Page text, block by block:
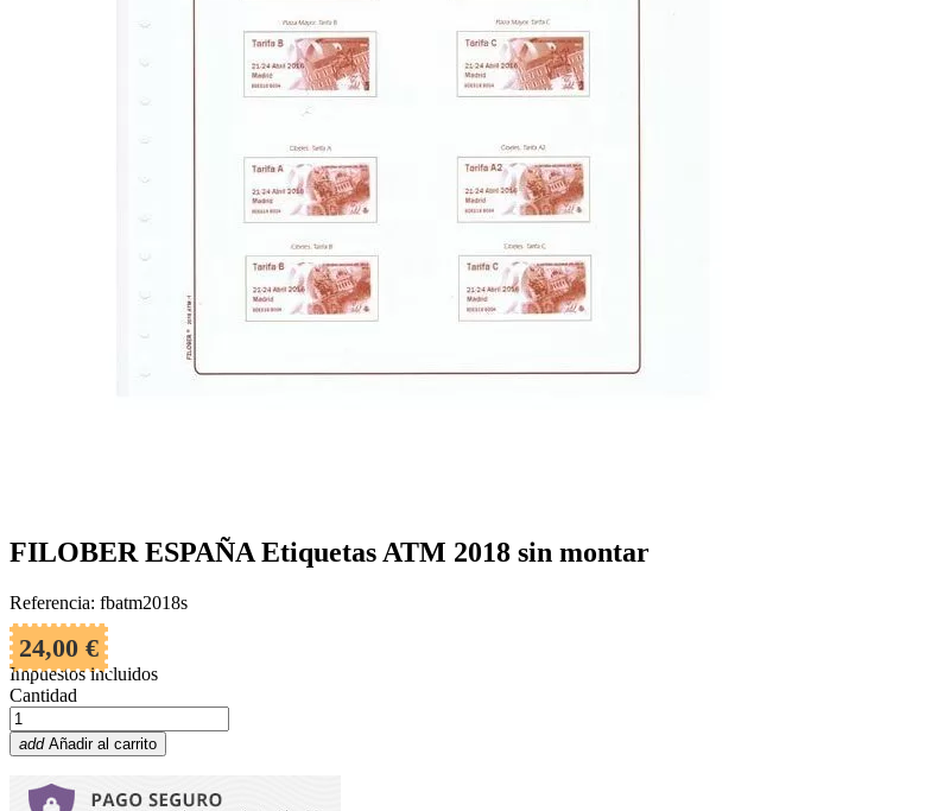
FILOBER ESPAÑA Etiquetas ATM 2018 sin montar
Referencia: fbatm2018s
24,00 €
Impuestos incluidos
Cantidad
add Añadir al carrito